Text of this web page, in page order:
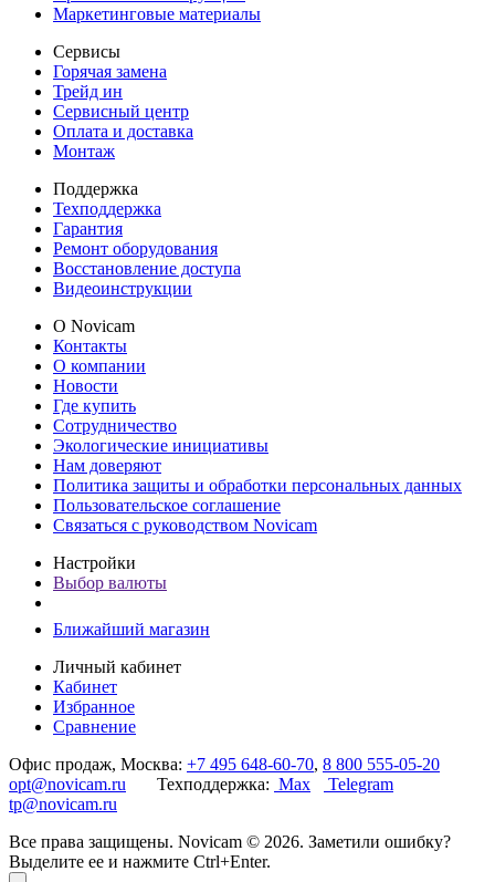
Маркетинговые материалы
Сервисы
Горячая замена
Трейд ин
Сервисный центр
Оплата и доставка
Монтаж
Поддержка
Техподдержка
Гарантия
Ремонт оборудования
Восстановление доступа
Видеоинструкции
О Novicam
Контакты
О компании
Новости
Где купить
Сотрудничество
Экологические инициативы
Нам доверяют
Политика защиты и обработки персональных данных
Пользовательское соглашение
Связаться с руководством Novicam
Настройки
Выбор валюты
Ближайший магазин
Личный кабинет
Кабинет
Избранное
Сравнение
Офис продаж, Москва: +7 495 648-60-70, 8 800 555-05-20
opt@novicam.ru Техподдержка: Max
Telegram
tp@novicam.ru
Все права защищены. Novicam © 2026. Заметили ошибку?
Выделите ее и нажмите Ctrl+Enter.